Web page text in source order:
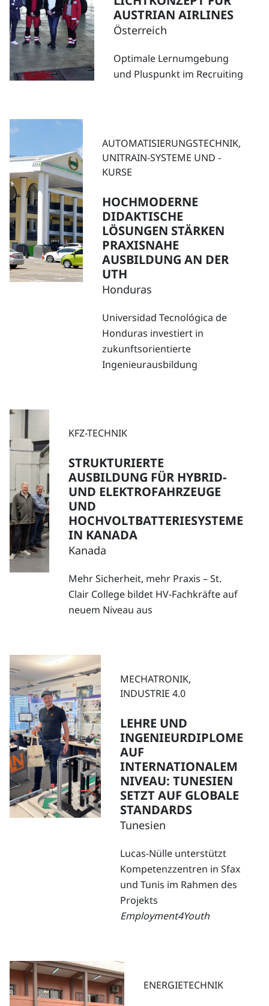
USTRIAN AIRLINES
Österreich
Optimale Lernumgebung
und Pluspunkt im Recruiting
AUTOMATISIERUNGSTECHNIK,
UNITRAIN-SYSTEME UND -
KURSE
HOCHMODERNE
DIDAKTISCHE
LÖSUNGEN STÄRKEN
PRAXISNAHE
AUSBILDUNG AN DER
UTH
Honduras
Universidad Tecnológica de
Honduras investiert in
zukunftsorientierte
Ingenieurausbildung
KFZ-TECHNIK
STRUKTURIERTE
AUSBILDUNG FÜR HYBRID-
UND ELEKTROFAHRZEUGE
UND
HOCHVOLTBATTERIESYSTEME
IN KANADA
Kanada
Mehr Sicherheit, mehr Praxis – St.
Clair College bildet HV-Fachkräfte auf
neuem Niveau aus
MECHATRONIK,
INDUSTRIE 4.0
LEHRE UND
INGENIEURDIPLOME
AUF
INTERNATIONALEM
NIVEAU: TUNESIEN
SETZT AUF GLOBALE
STANDARDS
Tunesien
Lucas-Nülle unterstützt
Kompetenzzentren in Sfax
und Tunis im Rahmen des
Projekts
Employment4Youth
ENERGIETECHNIK